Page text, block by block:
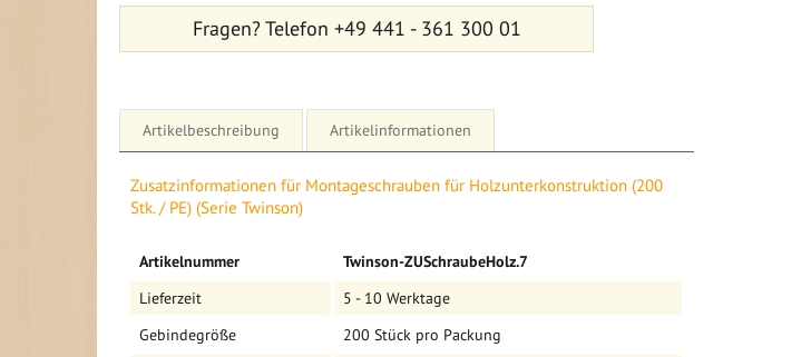
Fragen?Telefon +49 441 - 361 300 01
Artikelbeschreibung
Details für Montageschrauben für Holzunterkonstruktion (200 Stk. / PE) (Serie
Twinson)
Montageschrauben für Holzunterkonstruktion für Twinson WPC
Terrassendielen
- Edelstahl
- 4 x 35 mm
Artikelinformationen
Zusatzinformationen für Montageschrauben für Holzunterkonstruktion (200
Stk. / PE) (Serie Twinson)
Mehr
Informationen
Artikelnummer
Twinson-ZUSchraubeHolz.7
Lieferzeit
5 - 10 Werktage
Gebindegröße
200 Stück pro Packung